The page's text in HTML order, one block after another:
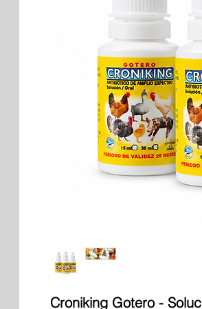
Croniking Gotero -